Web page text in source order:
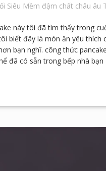
Siêu Mềm đậm chất châu âu
này tôi đã tìm thấy trong
biết đây là món ăn yêu thích
bạn nghĩ. công thức
đã có sẵn trong bếp nhà bạn